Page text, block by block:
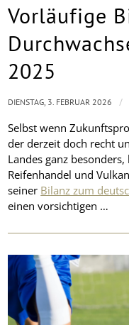
Vorläufige
2025
Selbst wenn
der derzeit doch recht
Landes ganz
Reifenhandel und
seiner Bilanz zum
einen vorsichtigen …
DIENSTAG, 3. FEBRUAR 2026 /